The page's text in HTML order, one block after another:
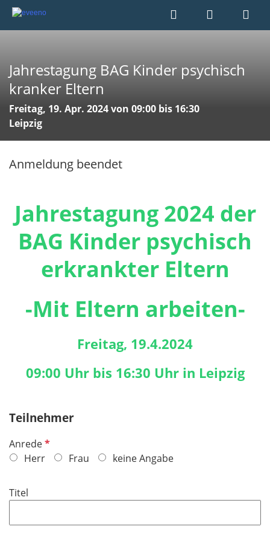
Jahrestagung BAG Kinder psychisch
kranker Eltern
Freitag, 19. Apr. 2024 von 09:00 bis 16:30
Leipzig
Anmeldung beendet
Jahrestagung 2024 der
BAG Kinder psychisch
erkrankter Eltern
-Mit Eltern arbeiten-
Freitag, 19.4.2024
09:00 Uhr bis 16:30 Uhr in Leipzig
Teilnehmer
AnredeP
f
c
t
Herr Frau keine Angabe
Titel